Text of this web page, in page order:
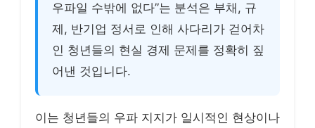
우파일 수밖에 없다”는 분석은 부채, 규
제, 반기업 정서로 인해 사다리가 걷어차
인 청년들의 현실 경제 문제를 정확히 짚
어낸 것입니다.
이는 청년들의 우파 지지가 일시적인 현상이나